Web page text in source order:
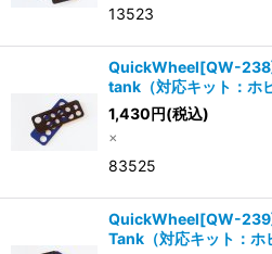
13523
QuickWheel[QW-
tank（対応キット：ホ
1,430円(税込)
×
83525
QuickWheel[QW-
Tank（対応キット：ホ